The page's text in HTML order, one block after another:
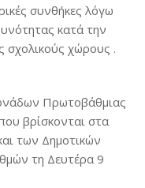
συνθήκες λόγω
κατά την
σχολικούς χώρους .
Πρωτοβάθμιας
βρίσκονται στα
των Δημοτικών
τη Δευτέρα 9